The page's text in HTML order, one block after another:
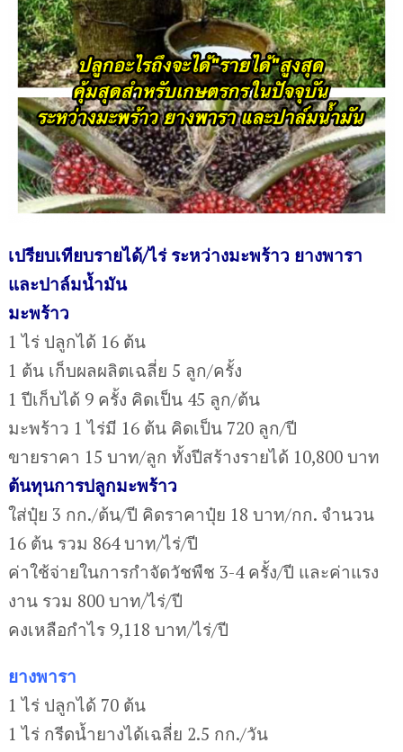
เปรียบเทียบรายได้/ไร่ ระหว่างมะพร้าว ยางพารา
และปาล์มน้ำมัน
มะพร้าว
1 ไร่ ปลูกได้ 16 ต้น
1 ต้น เก็บผลผลิตเฉลี่ย 5 ลูก/ครั้ง
1 ปีเก็บได้ 9 ครั้ง คิดเป็น 45 ลูก/ต้น
มะพร้าว 1 ไร่มี 16 ต้น คิดเป็น 720 ลูก/ปี
ขายราคา 15 บาท/ลูก ทั้งปีสร้างรายได้ 10,800 บาท
ต้นทุนการปลูกมะพร้าว
ใส่ปุ๋ย 3 กก./ต้น/ปี คิดราคาปุ๋ย 18 บาท/กก. จำนวน
16 ต้น รวม 864 บาท/ไร่/ปี
ค่าใช้จ่ายในการกำจัดวัชพืช 3-4 ครั้ง/ปี และค่าแรง
งาน รวม 800 บาท/ไร่/ปี
คงเหลือกำไร 9,118 บาท/ไร่/ปี
ยางพารา
1 ไร่ ปลูกได้ 70 ต้น
1 ไร่ กรีดน้ำยางได้เฉลี่ย 2.5 กก./วัน